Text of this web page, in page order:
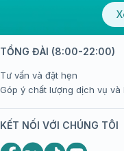
TỔNG ĐÀI (8:00-22:00)
Tư vấn và đặt hẹn
Góp ý chất lượng dịch vụ và
KẾT NỐI VỚI CHÚNG TÔI